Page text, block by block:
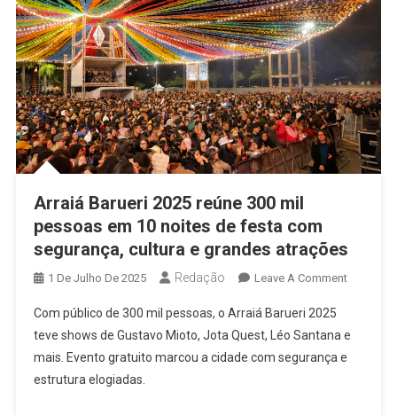
Parque
Continental
Neste
Domingo
Arraiá Barueri 2025 reúne 300 mil
pessoas em 10 noites de festa com
segurança, cultura e grandes atrações
1 De Julho De 2025 Redação Leave A CommentOn
2025
Reúne
Com público de 300 mil pessoas, o Arraiá Barueri 2025
teve shows de Gustavo Mioto, Jota Quest, Léo Santana e
mais. Evento gratuito marcou a cidade com segurança e
estrutura elogiadas.